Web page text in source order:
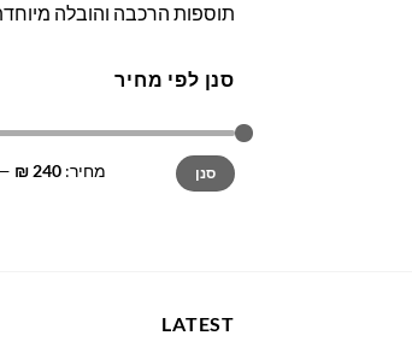
תוספות הרכבה והובלה
סנן לפי מחיר
מחיר
מינימלי
מחיר
מקסימלי
סנן מחיר: 240 ₪
LATEST